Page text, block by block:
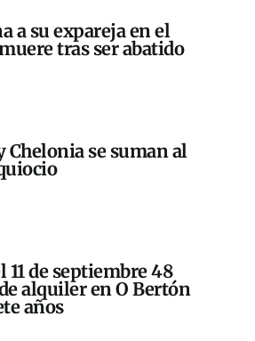
a su expareja en el
tras ser abatido
Chelonia se suman al
de septiembre 48
alquiler en O Bertón
años